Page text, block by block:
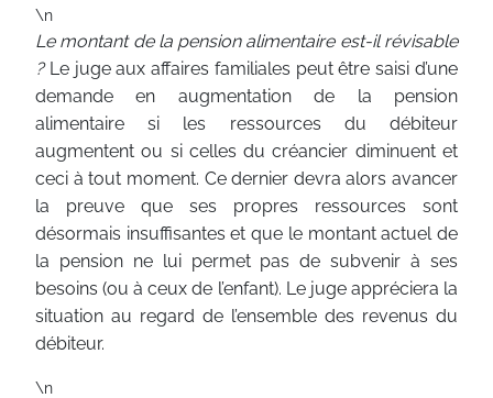
\n
Le montant de la pension alimentaire est-il révisable
?Le juge aux affaires familiales peut être saisi d’une
demande en augmentation de la pension
alimentaire si les ressources du débiteur
augmentent ou si celles du créancier diminuent et
ceci à tout moment. Ce dernier devra alors avancer
la preuve que ses propres ressources sont
désormais insuffisantes et que le montant actuel de
la pension ne lui permet pas de subvenir à ses
besoins (ou à ceux de l’enfant). Le juge appréciera la
situation au regard de l’ensemble des revenus du
débiteur.
\n